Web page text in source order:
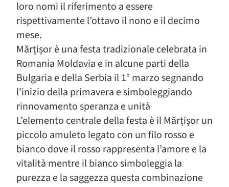
loro nomi il riferimento a essere
rispettivamente l’ottavo il nono e il decimo
mese.
Mărțișor è una festa tradizionale celebrata in
Romania Moldavia e in alcune parti della
Bulgaria e della Serbia il 1° marzo segnando
l’inizio della primavera e simboleggiando
rinnovamento speranza e unità
L’elemento centrale della festa è il Mărțișor un
piccolo amuleto legato con un filo rosso e
bianco dove il rosso rappresenta l’amore e la
vitalità mentre il bianco simboleggia la
purezza e la saggezza questa combinazione